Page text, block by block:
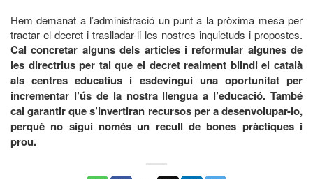
Hem demanat a l’administració un punt a la pròxima mesa per
tractar el decret i traslladar-li les nostres inquietuds i propostes.
Cal concretar alguns dels articles i reformular algunes de
les directrius per tal que el decret realment blindi el català
als centres educatius i esdevingui una oportunitat per
incrementar l’ús de la nostra llengua a l’educació. També
cal garantir que s’invertiran recursos per a desenvolupar-lo,
perquè no sigui només un recull de bones pràctiques i
prou.